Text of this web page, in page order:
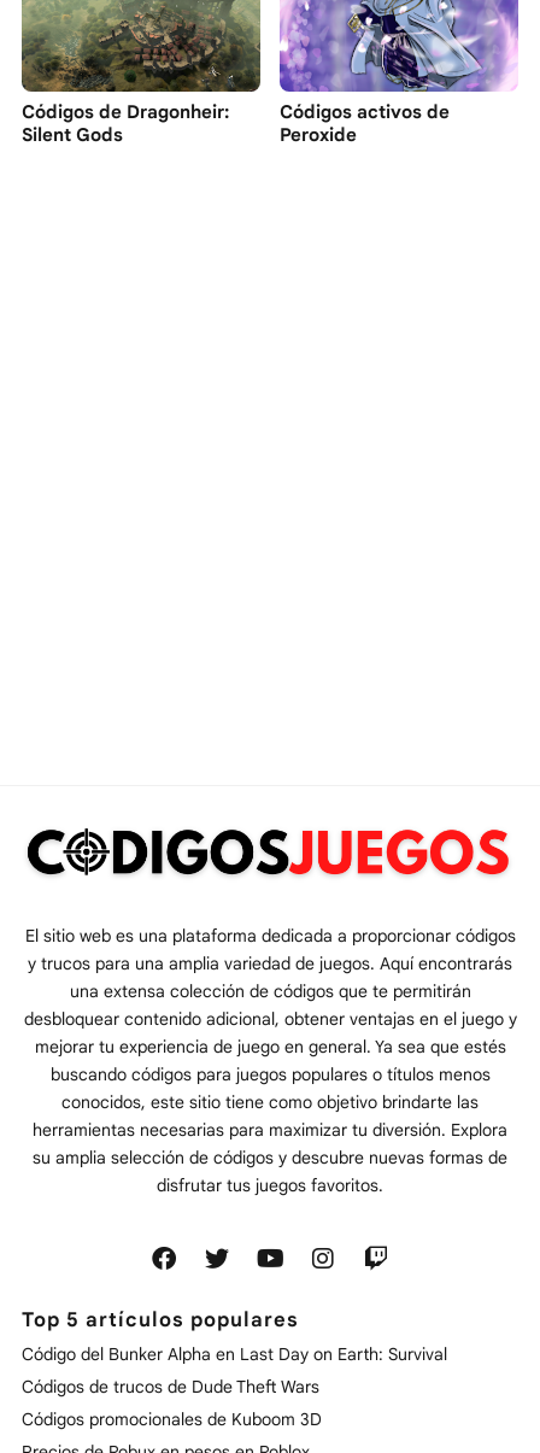
Códigos de Dragonheir:
Silent Gods
Códigos activos de
Peroxide
El sitio web es una plataforma dedicada a proporcionar códigos
y trucos para una amplia variedad de juegos. Aquí encontrarás
una extensa colección de códigos que te permitirán
desbloquear contenido adicional, obtener ventajas en el juego y
mejorar tu experiencia de juego en general. Ya sea que estés
buscando códigos para juegos populares o títulos menos
conocidos, este sitio tiene como objetivo brindarte las
herramientas necesarias para maximizar tu diversión. Explora
su amplia selección de códigos y descubre nuevas formas de
disfrutar tus juegos favoritos.
Top 5 artículos populares
Código del Bunker Alpha en Last Day on Earth: Survival
Códigos de trucos de Dude Theft Wars
Códigos promocionales de Kuboom 3D